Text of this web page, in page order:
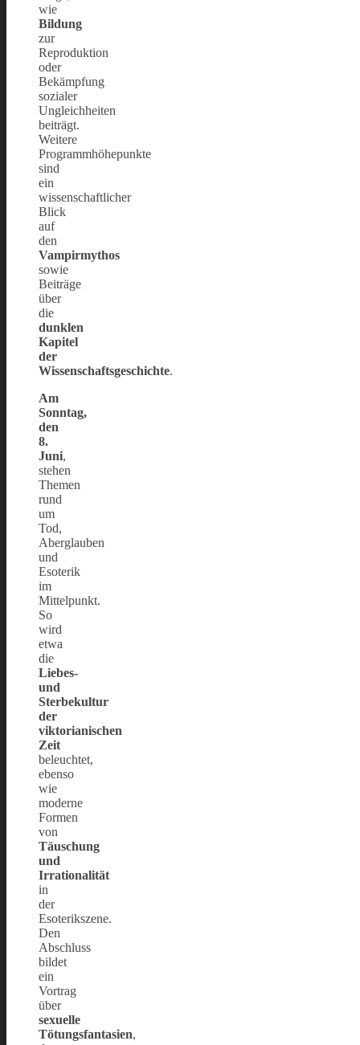
wie
Bildung
zur
Reproduktion
oder
Bekämpfung
sozialer
Ungleichheiten
beiträgt.
Weitere
Programmhöhepunkte
sind
ein
wissenschaftlicher
Blick
auf
den
Vampirmythos
sowie
Beiträge
über
die
dunklen
Kapitel
der
Wissenschaftsgeschichte.
Am
Sonntag,
den
8.
Juni,
stehen
Themen
rund
um
Tod,
Aberglauben
und
Esoterik
im
Mittelpunkt.
So
wird
etwa
die
Liebes-
und
Sterbekultur
der
viktorianischen
Zeit
beleuchtet,
ebenso
wie
moderne
Formen
von
Täuschung
und
Irrationalität
in
der
Esoterikszene.
Den
Abschluss
bildet
ein
Vortrag
über
sexuelle
Tötungsfantasien,